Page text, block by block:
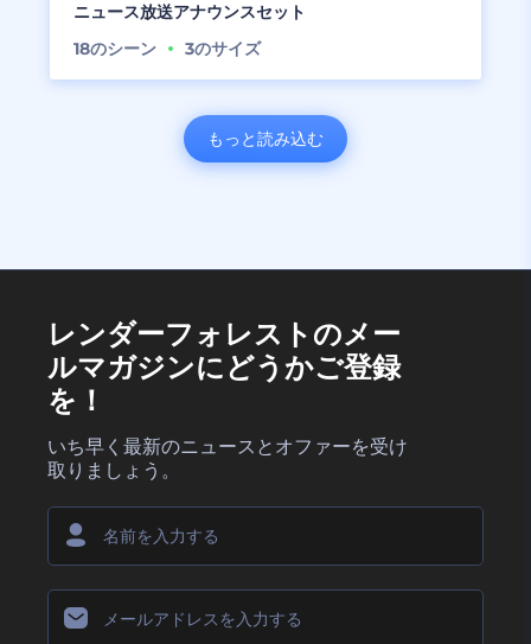
ニュース放送アナウンスセット
18のシーン 3のサイズ
もっと読み込む
レンダーフォレストのメー
ルマガジンにどうかご登録
を！
いち早く最新のニュースとオファーを受け
取りましょう。